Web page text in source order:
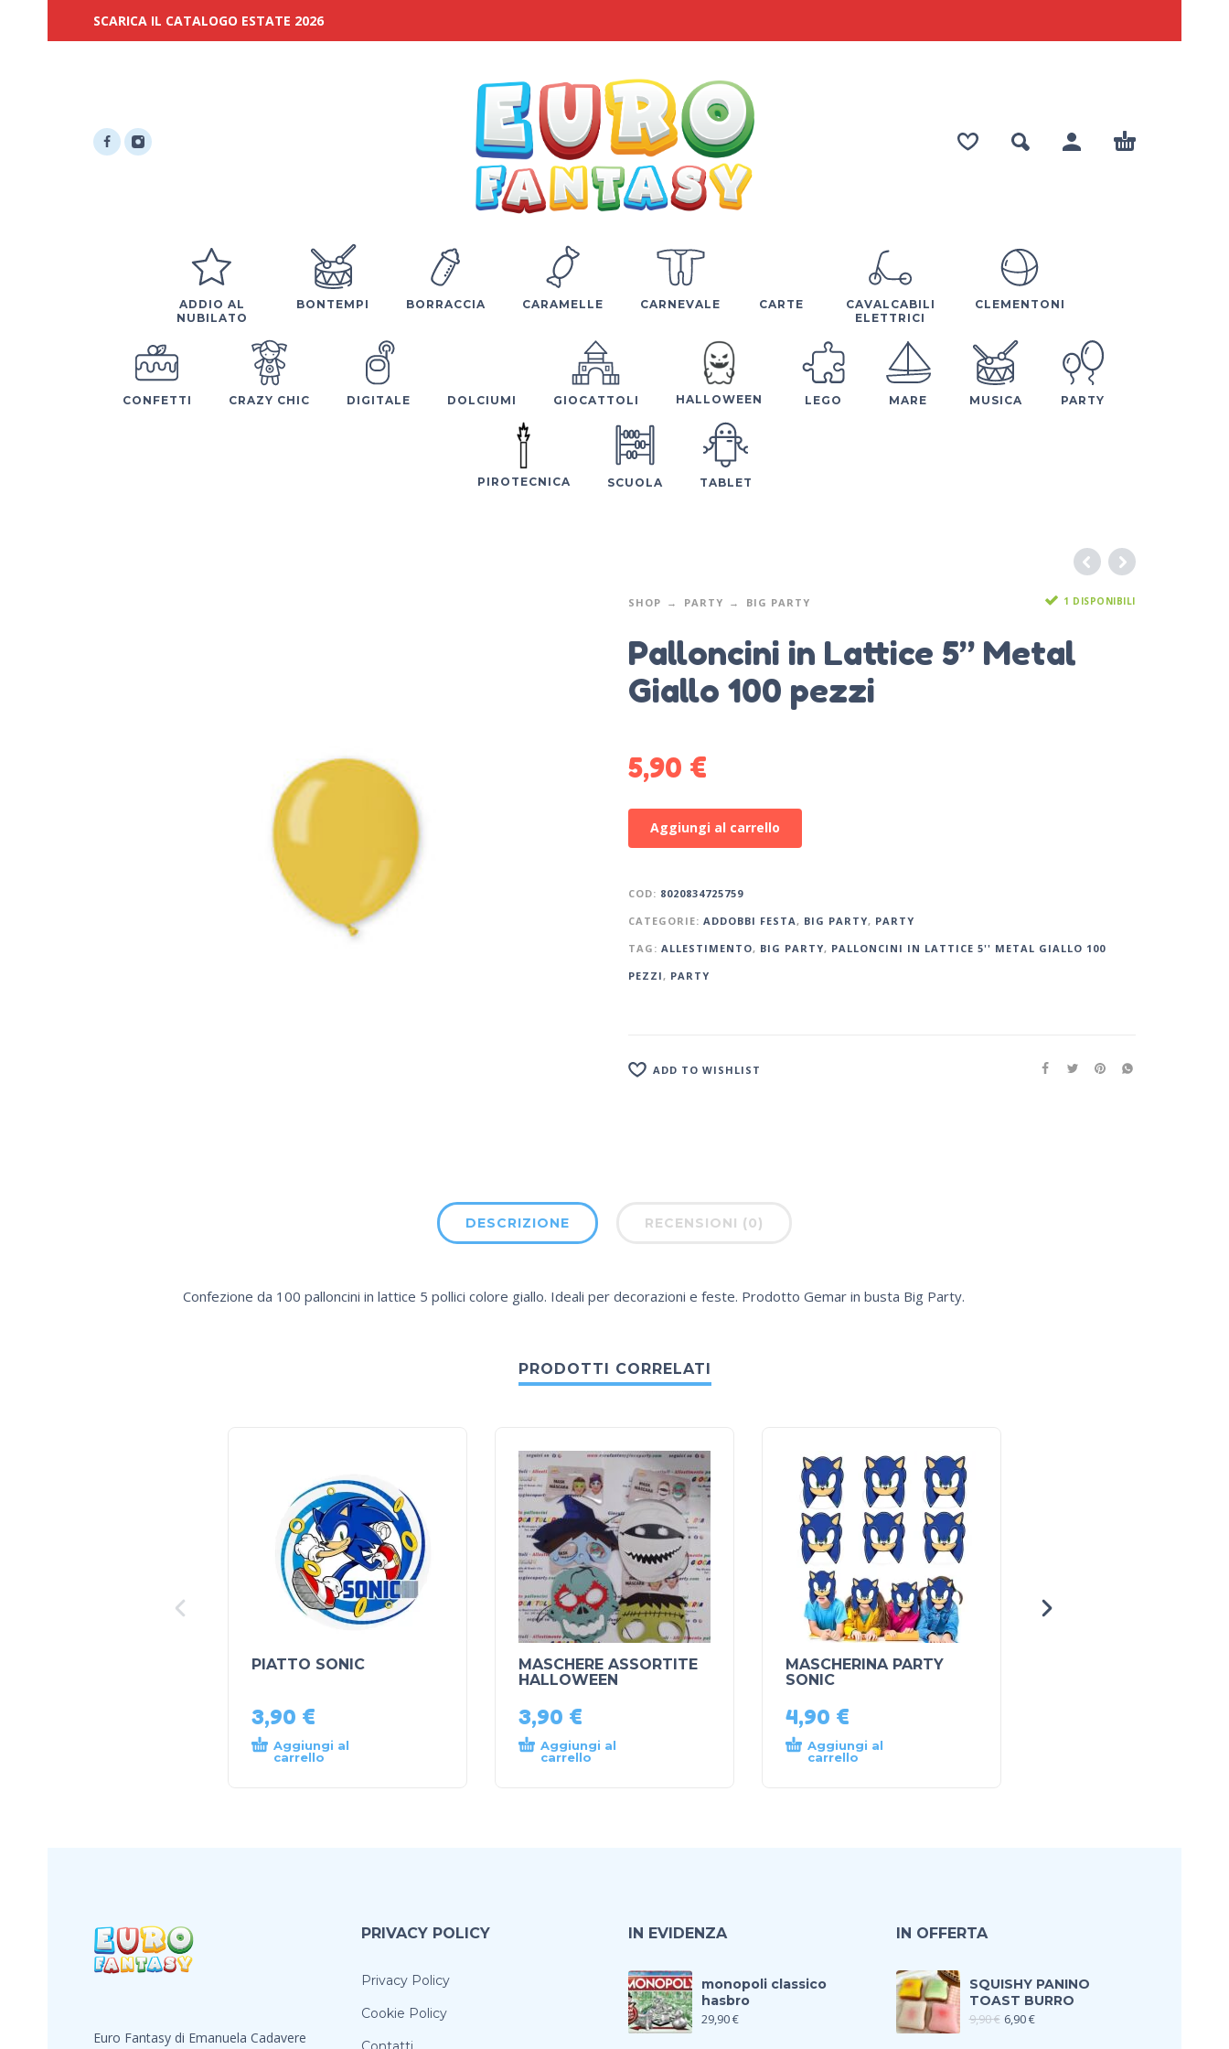
SCARICA IL CATALOGO ESTATE 2026
ADDIO AL
NUBILATO
BONTEMPI BORRACCIA CARAMELLE CARNEVALE CARTE
CAVALCABILI
ELETTRICI
CLEMENTONI
CONFETTI CRAZY CHIC DIGITALE DOLCIUMI GIOCATTOLI HALLOWEEN LEGO MARE MUSICA PARTY
PIROTECNICA SCUOLA TABLET
SHOP PARTY BIG PARTY 1 DISPONIBILI
Palloncini in Lattice 5” Metal
Giallo 100 pezzi
5,90 €
Aggiungi al carrello
COD: 8020834725759
CATEGORIE: ADDOBBI FESTA, BIG PARTY, PARTY
TAG: ALLESTIMENTO, BIG PARTY, PALLONCINI IN LATTICE 5'' METAL GIALLO 100
PEZZI, PARTY
ADD TO WISHLIST
DESCRIZIONE RECENSIONI (0)
Confezione da 100 palloncini in lattice 5 pollici colore giallo. Ideali per decorazioni e feste. Prodotto Gemar in busta Big Party.
PRODOTTI CORRELATI
PIATTO SONIC
3,90 €
Aggiungi al
carrello
MASCHERE ASSORTITE
HALLOWEEN
3,90 €
Aggiungi al
carrello
MASCHERINA PARTY
SONIC
4,90 €
Aggiungi al
carrello
Euro Fantasy di Emanuela Cadavere
PRIVACY POLICY
Privacy Policy
Cookie Policy
IN EVIDENZA
monopoli classico
hasbro
29,90€
IN OFFERTA
SQUISHY PANINO
TOAST BURRO
9,90€ 6,90€